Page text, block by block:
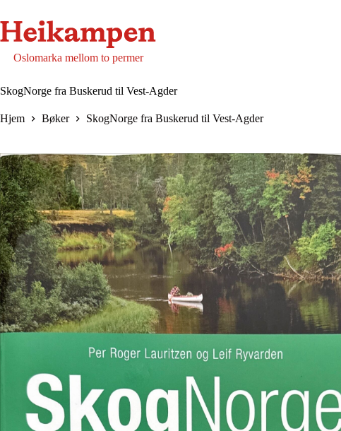
innholdet
Oslomarka mellom to permer
SkogNorge fra Buskerud til Vest-Agder
Hjem Bøker SkogNorge fra Buskerud til Vest-Agder